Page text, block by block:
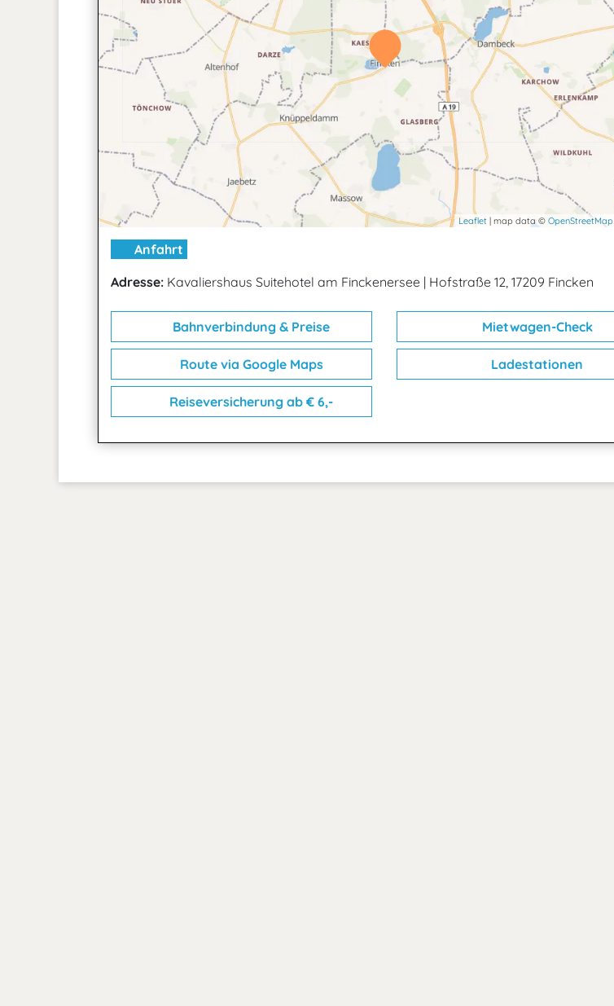
Leaflet | map data © OpenStreetMap
Anfahrt
Adresse: Kavaliershaus Suitehotel am Finckenersee | Hofstraße 12, 17209 Fincken
Bahnverbindung & Preise Mietwagen-Check
Route via Google Maps Ladestationen
Reiseversicherung ab € 6,-